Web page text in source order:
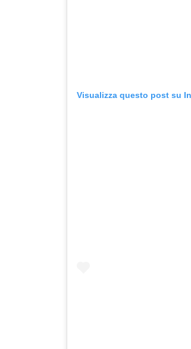
Visualizza questo post su